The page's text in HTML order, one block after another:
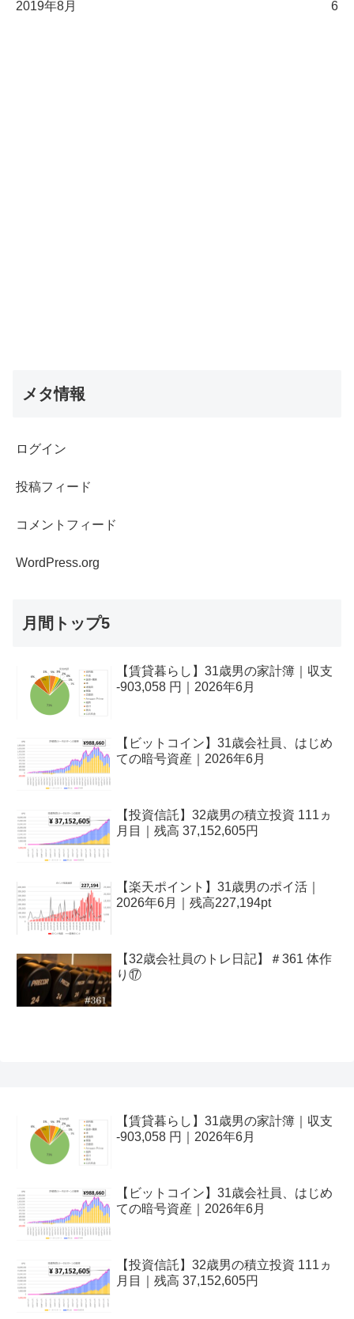
2019年8月 6
メタ情報
ログイン
投稿フィード
コメントフィード
WordPress.org
月間トップ5
【賃貸暮らし】31歳男の家計簿｜収支
-903,058 円｜2026年6月
【ビットコイン】31歳会社員、はじめ
ての暗号資産｜2026年6月
【投資信託】32歳男の積立投資 111ヵ
月目｜残高 37,152,605円
【楽天ポイント】31歳男のポイ活｜
2026年6月｜残高227,194pt
【32歳会社員のトレ日記】＃361 体作
り⑰
【賃貸暮らし】31歳男の家計簿｜収支
-903,058 円｜2026年6月
【ビットコイン】31歳会社員、はじめ
ての暗号資産｜2026年6月
【投資信託】32歳男の積立投資 111ヵ
月目｜残高 37,152,605円